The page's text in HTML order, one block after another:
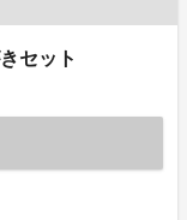
セット